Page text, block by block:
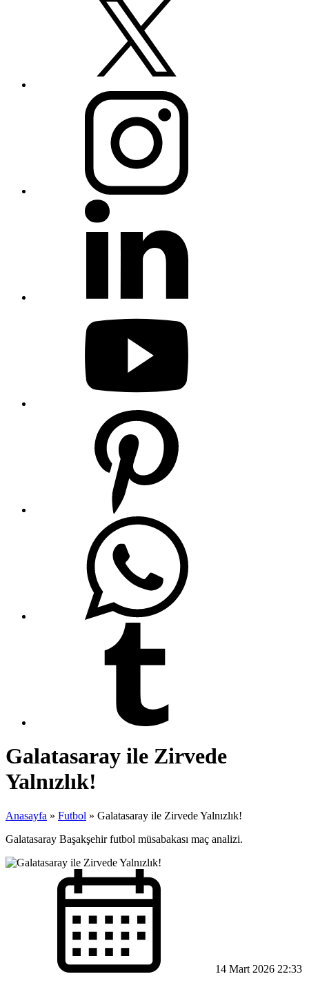
Galatasaray ile Zirvede
Yalnızlık!
Anasayfa » Futbol » Galatasaray ile Zirvede Yalnızlık!
Galatasaray Başakşehir futbol müsabakası maç analizi.
14 Mart 2026 22:33